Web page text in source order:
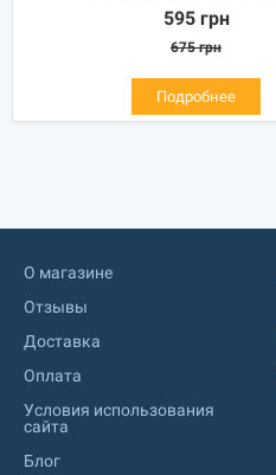
595 грн
675 грн
Подробнее
О магазине
Отзывы
Доставка
Оплата
Условия использования
сайта
Блог